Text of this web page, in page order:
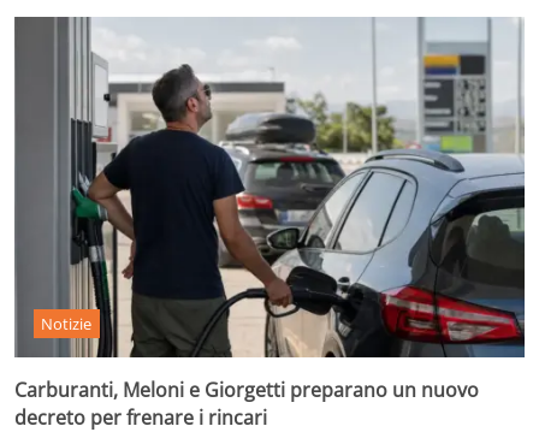
Notizie
Carburanti, Meloni e Giorgetti preparano un nuovo
decreto per frenare i rincari